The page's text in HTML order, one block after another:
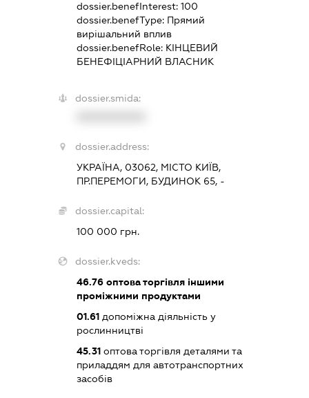
dossier.benefInterest:100
dossier.benefType: Прямий
вирішальний вплив
dossier.benefRole: КІНЦЕВИЙ
БЕНЕФІЦІАРНИЙ ВЛАСНИК
dossier.smida:
dossier.address:
УКРАЇНА, 03062, МІСТО КИЇВ,
ПР.ПЕРЕМОГИ, БУДИНОК 65, -
dossier.capital:
100 000 грн.
dossier.kveds:
46.76 оптова торгівля іншими
проміжними продуктами
01.61 допоміжна діяльність у
рослинництві
45.31 оптова торгівля деталями та
приладдям для автотранспортних
засобів